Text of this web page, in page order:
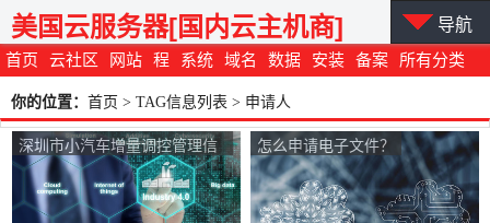
首页 云社区 网站 程 系统 域名 数据 安装 备案 所有分类
美国云服务器[国内云主机商] 导航
你的位置： 首页 > TAG信息列表 > 申请人
深圳市小汽车增量调控管理信
息系统中怎么查询？
怎么申请电子文件？